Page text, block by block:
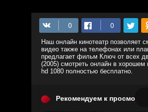
Наш онлайн кинотеатр позволяет
видео также на телефонах или
предлагает фильм Ключ от всех
(2005) смотреть онлайн в хорошем
hd 1080 полностью бесплатно.
Рекомендуем к просмотру: